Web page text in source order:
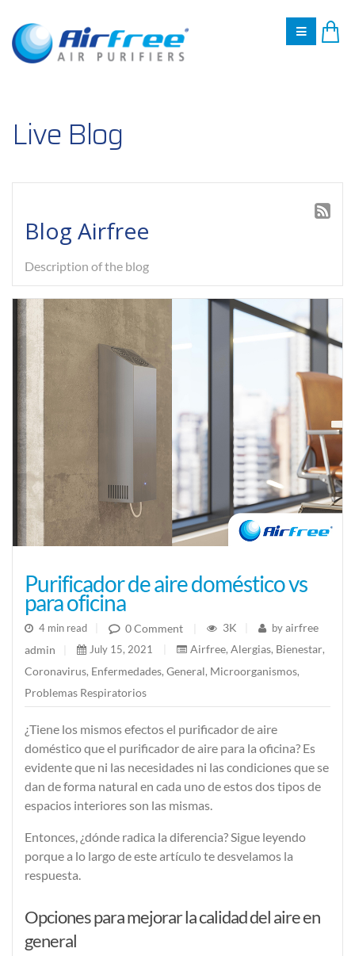
Live Blog
Blog Airfree
Description of the blog
Purificador de aire doméstico vs
para oficina
4 min read 0 Comment 3K byairfree
admin
July 15, 2021 Airfree, Alergias, Bienestar,
Coronavirus, Enfermedades, General, Microorganismos,
Problemas Respiratorios
¿Tiene los mismos efectos el purificador de aire
doméstico que el purificador de aire para la oficina? Es
evidente que ni las necesidades ni las condiciones que se
dan de forma natural en cada uno de estos dos tipos de
espacios interiores son las mismas.
Entonces, ¿dónde radica la diferencia? Sigue leyendo
porque a lo largo de este artículo te desvelamos la
respuesta.
Opciones para mejorar la calidad del aire en
general